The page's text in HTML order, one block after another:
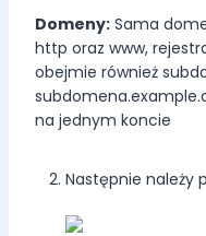
Domeny: Sama
http oraz www,
obejmie również
na jednym koncie
Następnie należy